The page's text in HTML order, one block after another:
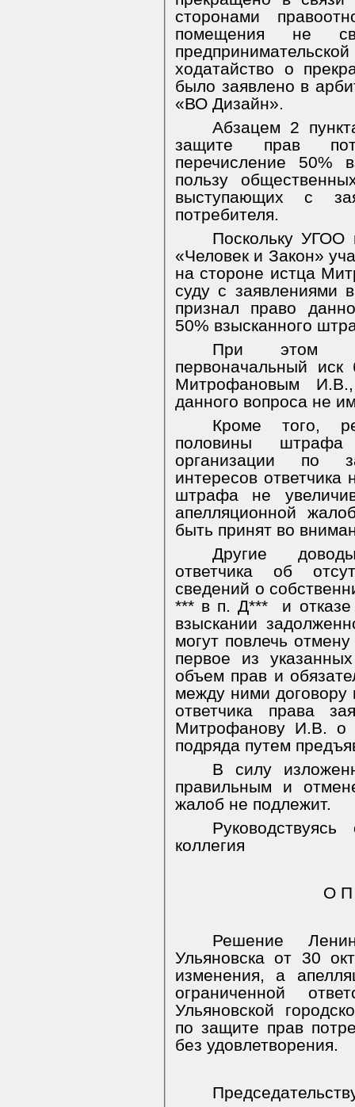
сторонами
помещения не
ходатайство о
было заявлено в
«ВО Дизайн».
Абзацем 2
защите прав
перечисление 50%
пользу
выступающих с
потребителя.
Поскольку УГОО
«Человек и Закон»
на стороне истца
суду с заявлениями
признал право
50% взысканного
При этом
первоначальный
Митрофановым
данного вопроса не
Кроме того,
половины
организации по
интересов ответчика
штрафа не
апелляционной
быть принят во
Другие
ответчика об
сведений о
*** в п. Д***
и
взыскании
могут повлечь
первое из
объем прав и
между ними
ответчика права
Митрофанову И.В. о
подряда путем
В силу
правильным и
жалоб не подлежит.
коллегия
О П
Решение
Ульяновска от 30
изменения, а
ограниченной
Ульяновской
по защите прав
без удовлетворения.